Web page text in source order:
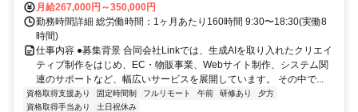
月給267,000円～350,000円
勤務時間詳細 総労働時間：1ヶ月あたり160時間 9:30〜18:30(実働8
時間)
仕事内容 ●募集背景 合同会社Linkでは、生成AIを取り入れたクリエイ
ティブ制作をはじめ、EC・物販事業、Webサイト制作、システム関
連のサポートなど、幅広いサービスを展開しています。 その中で...
資格取得支援あり 固定時間制 フルリモート 午前 研修あり
夕方
資格取得手当あり
土日祝休み